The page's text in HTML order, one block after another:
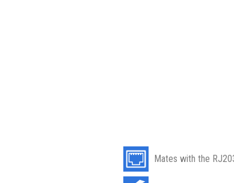
Mates with the